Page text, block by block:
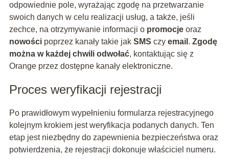
odpowiednie pole, wyrażając zgodę na przetwarzanie
swoich danych w celu realizacji usług, a także, jeśli
zechce, na otrzymywanie informacji o promocjeoraz
nowościpoprzez kanały takie jak SMS czy email . Zgodę
można w każdej chwili odwołać, kontaktując się z
Orange przez dostępne kanały elektroniczne.
Proces weryfikacji rejestracji
Po prawidłowym wypełnieniu formularza rejestracyjnego
kolejnym krokiem jest weryfikacja podanych danych. Ten
etap jest niezbędny do zapewnienia bezpieczeństwa oraz
potwierdzenia, że rejestracji dokonuje właściciel numeru.